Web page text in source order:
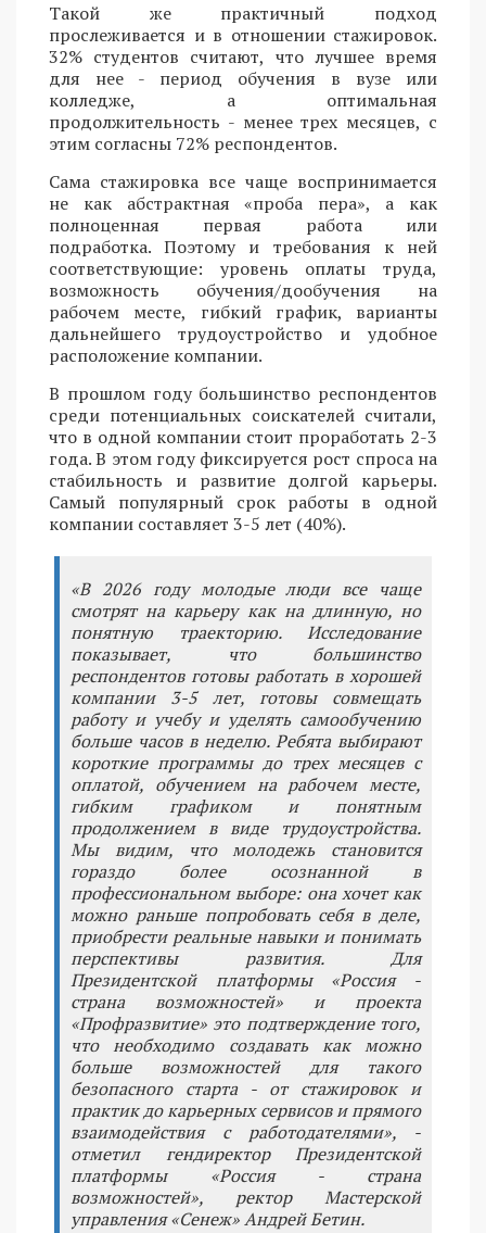
Такой же практичный подход
прослеживается и в отношении стажировок.
32% студентов считают, что лучшее время
для нее - период обучения в вузе или
колледже, а оптимальная
продолжительность - менее трех месяцев, с
этим согласны 72% респондентов.
Сама стажировка все чаще воспринимается
не как абстрактная «проба пера», а как
полноценная первая работа или
подработка. Поэтому и требования к ней
соответствующие: уровень оплаты труда,
возможность обучения/дообучения на
рабочем месте, гибкий график, варианты
дальнейшего трудоустройство и удобное
расположение компании.
В прошлом году большинство респондентов
среди потенциальных соискателей считали,
что в одной компании стоит проработать 2-3
года. В этом году фиксируется рост спроса на
стабильность и развитие долгой карьеры.
Самый популярный срок работы в одной
компании составляет 3-5 лет (40%).
«В 2026 году молодые люди все чаще
смотрят на карьеру как на длинную, но
понятную траекторию. Исследование
показывает, что большинство
респондентов готовы работать в хорошей
компании 3-5 лет, готовы совмещать
работу и учебу и уделять самообучению
больше часов в неделю. Ребята выбирают
короткие программы до трех месяцев с
оплатой, обучением на рабочем месте,
гибким графиком и понятным
продолжением в виде трудоустройства.
Мы видим, что молодежь становится
гораздо более осознанной в
профессиональном выборе: она хочет как
можно раньше попробовать себя в деле,
приобрести реальные навыки и понимать
перспективы развития. Для
Президентской платформы «Россия -
страна возможностей» и проекта
«Профразвитие» это подтверждение того,
что необходимо создавать как можно
больше возможностей для такого
безопасного старта - от стажировок и
практик до карьерных сервисов и прямого
взаимодействия с работодателями», -
отметил гендиректор Президентской
платформы «Россия - страна
возможностей», ректор Мастерской
управления «Сенеж» Андрей Бетин.